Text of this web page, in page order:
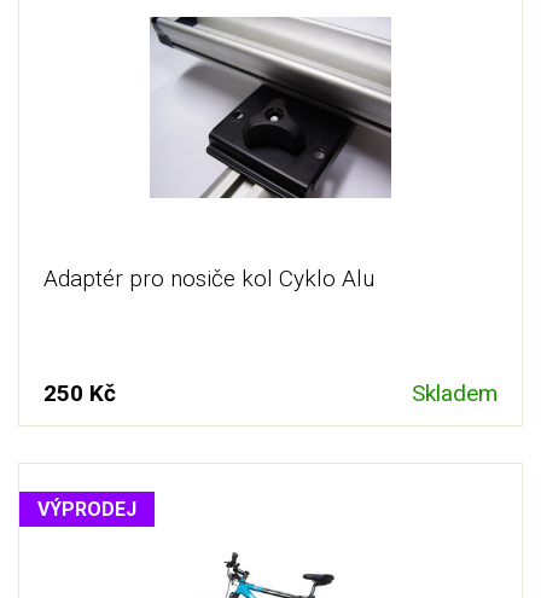
Adaptér pro nosiče kol Cyklo Alu
250 Kč Skladem
VÝPRODEJ